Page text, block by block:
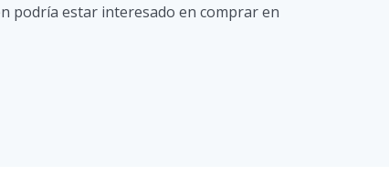
podría estar interesado en comprar en